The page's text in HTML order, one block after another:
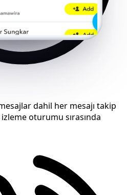
dahil her mesajı takip
oturumu sırasında